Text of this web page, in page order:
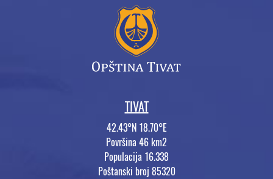
TIVAT
42.43°N 18.70°E
Površina 46 km2
Populacija 16.338
Poštanski broj 85320